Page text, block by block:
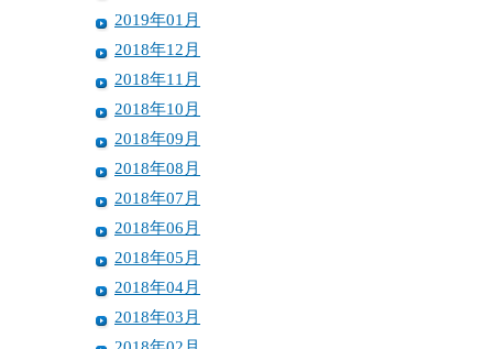
2019年01月
2018年12月
2018年11月
2018年10月
2018年09月
2018年08月
2018年07月
2018年06月
2018年05月
2018年04月
2018年03月